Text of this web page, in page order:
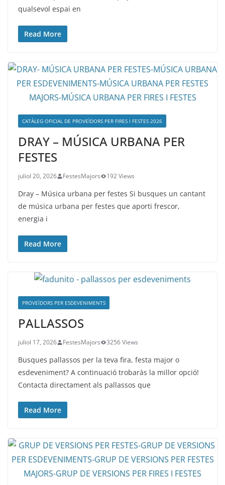
qualsevol espai en
Read More
CATÀLEG OFICIAL DE PROVEÏDORS PER FIRES I FESTES 2026
DRAY – MÚSICA URBANA PER
FESTES
juliol 20, 2026 FestesMajors 192 Views
Dray – Música urbana per festes Si busques un cantant
de música urbana per festes que aporti frescor,
energia i
Read More
PROVEÏDORS PER ESDEVENIMENTS
PALLASSOS
juliol 17, 2026 FestesMajors 3256 Views
Busques pallassos per la teva fira, festa major o
esdeveniment? A continuació trobaràs la millor opció!
Contacta directament als pallassos que
Read More